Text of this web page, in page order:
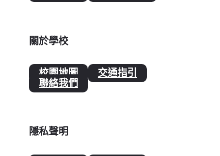
關於學校
校園地圖 交通指引
聯絡我們
隱私聲明